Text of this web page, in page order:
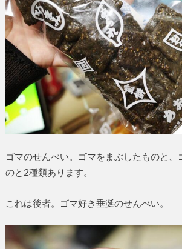
ゴマのせんべい。ゴマをまぶしたものと、
のと2種類あります。
これは後者。ゴマ好き垂涎のせんべい。